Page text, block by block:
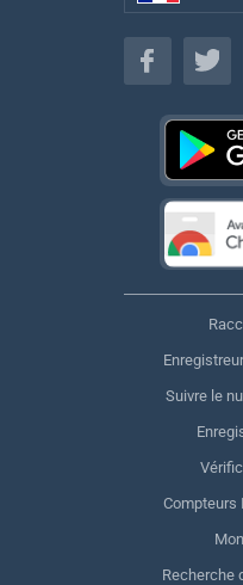
Suivre le
Compteurs
Recherche